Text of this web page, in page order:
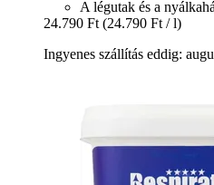
A légutak és a
24.790 Ft (24.790 Ft / l)
Ingyenes szállítás eddig: